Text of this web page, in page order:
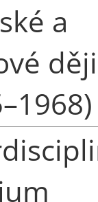
a